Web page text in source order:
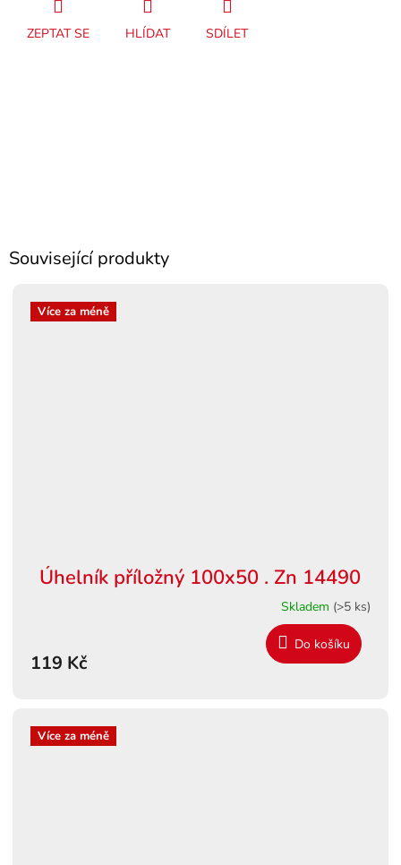
ZEPTAT SE HLÍDAT SDÍLET
Související produkty
Více za méně
Úhelník příložný 100x50 . Zn 14490
Skladem (>5 ks)
119 Kč
Do košíku
Více za méně